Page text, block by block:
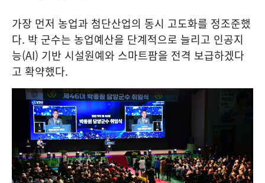
가장 먼저 농업과 첨단산업의 동시 고도화를 정조준했
다. 박 군수는 농업예산을 단계적으로 늘리고 인공지
능(AI) 기반 시설원예와 스마트팜을 전격 보급하겠다
고 확약했다.